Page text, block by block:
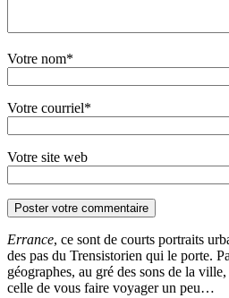
Votre nom*
Votre courriel*
Votre site web
Errance, ce sont de courts portraits
des pas du Trensistorien qui le porte.
géographes, au gré des sons de la
celle de vous faire voyager un peu…